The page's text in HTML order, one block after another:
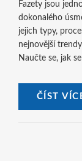
Fazety jsou
dokonalého
jejich typy,
nejnovější
Naučte se, jak
ČÍST